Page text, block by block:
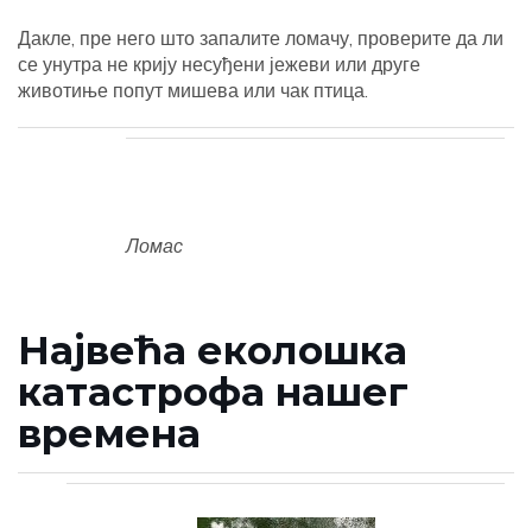
Дакле, пре него што запалите ломачу, проверите да ли
се унутра не крију несуђени јежеви или друге
животиње попут мишева или чак птица.
Ломас
Највећа еколошка
катастрофа нашег
времена